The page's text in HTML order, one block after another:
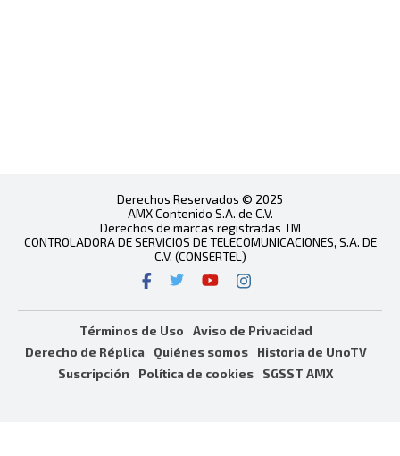
Derechos Reservados © 2025
AMX Contenido S.A. de C.V.
Derechos de marcas registradas TM
CONTROLADORA DE SERVICIOS DE TELECOMUNICACIONES, S.A. DE
C.V. (CONSERTEL)
Términos de Uso
Aviso de Privacidad
Derecho de Réplica
Quiénes somos
Historia de UnoTV
Suscripción
Política de cookies SGSST AMX